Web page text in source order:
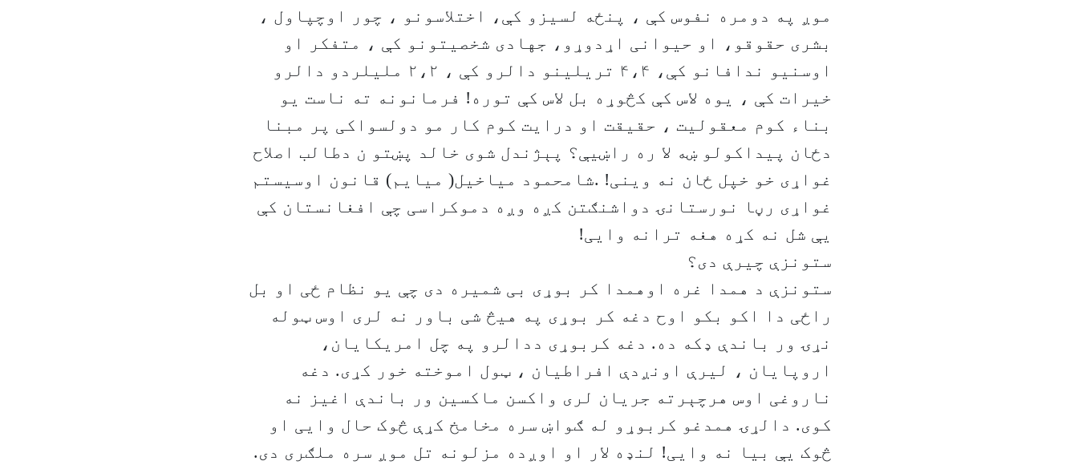
موږ په دومره نفوس کې ، پنځه لسیزو کې، اختلاسونو ، چور اوچپاول ،
بشری حقوقو، او حیوانی اړدوړو، جهادی شخصیتونو کې ، متفکر او
اوسنیو ندافانو کې، ۴،۴ تریلینو دالرو کې ، ۲،۲ ملیلردو دالرو
خیرات کې ، یوه لاس کې کڅوړه بل لاس کې توره! فرمانونه ته ناست یو
بناء کوم معقولیت ، حقیقت او درایت کوم کار مو دولسواکی پر مبنا
دځان پیداکولو ښه لا ره راښیې؟ پېژندل شوی خالد پښتو ن دطالب اصلاح
غواړی خو خپل ځان نه وینی! .شامحمود میاخیل( میایم) قانون اوسیستم
غواړی رڼا نورستانۍ دواشنګتن کږه وږه دموکراسی چې افغانستان کې
یې شل نه کړه هغه ترانه وایی!
ستونزې چیرې دی؟
ستونزې د همدا غره اوهمدا کر بوړی بی شمیره دی چې یو نظام ځی او بل
راځی دا اکو بکو اوح دغه کر بوړی په هیڅ شی باور نه لری اوس ټوله
نړۍ ور باندې ډکه ده. دغه کربوړی ددالرو په چل امریکایان،
اروپایان ، لیرې اونږدې افراطیان ، ټول اموخته خور کړی. دغه
ناروغی اوس هرچېرته جریان لری واکسن ماکسین ور باندې اغیز نه
کوی. دالړۍ همدغو کربوړو له ګواښ سره مخامخ کړې څوک حال وایی او
څوک یې بیا نه وایی! لنډه لار او اوږده مزلونه تل موږ سره ملګری دی.